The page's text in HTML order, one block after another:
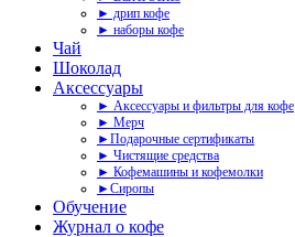
► дрип кофе
► наборы кофе
Чай
Шоколад
Аксессуары
► Аксессуары и фильтры для кофе
► Мерч
►Подарочные сертификаты
► Чистящие средства
► Кофемашины и кофемолки
►Сиропы
Обучение
Журнал о кофе